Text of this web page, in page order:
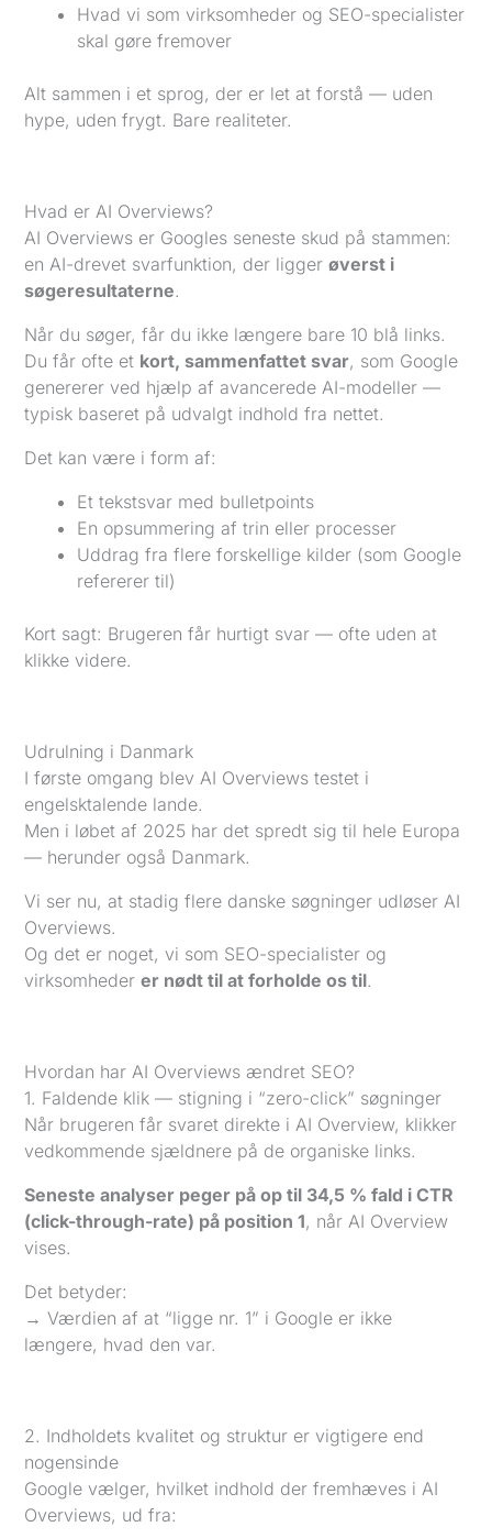
Hvad vi som virksomheder og SEO-specialister
skal gøre fremover
Alt sammen i et sprog, der er let at forstå — uden
hype, uden frygt. Bare realiteter.
Hvad er AI Overviews?
AI Overviews er Googles seneste skud på stammen:
en AI-drevet svarfunktion, der liggerøverst i
søgeresultaterne.
Når du søger, får du ikke længere bare 10 blå links.
Du får ofte et kort, sammenfattet svar, som Google
genererer ved hjælp af avancerede AI-modeller —
typisk baseret på udvalgt indhold fra nettet.
Det kan være i form af:
Et tekstsvar med bulletpoints
En opsummering af trin eller processer
Uddrag fra flere forskellige kilder (som Google
refererer til)
Kort sagt: Brugeren får hurtigt svar — ofte uden at
klikke videre.
Udrulning i Danmark
I første omgang blev AI Overviews testet i
engelsktalende lande.
Men i løbet af 2025 har det spredt sig til hele Europa
— herunder også Danmark.
Vi ser nu, at stadig flere danske søgninger udløser AI
Overviews.
Og det er noget, vi som SEO-specialister og
virksomhederer nødt til at forholde os til.
Hvordan har AI Overviews ændret SEO?
1. Faldende klik — stigning i “zero-click” søgninger
Når brugeren får svaret direkte i AI Overview, klikker
vedkommende sjældnere på de organiske links.
Seneste analyser peger på op til 34,5 % fald i CTR
(click-through-rate) på position 1, når AI Overview
vises.
Det betyder:
→ Værdien af at “ligge nr. 1” i Google er ikke
længere, hvad den var.
2. Indholdets kvalitet og struktur er vigtigere end
nogensinde
Google vælger, hvilket indhold der fremhæves i AI
Overviews, ud fra: